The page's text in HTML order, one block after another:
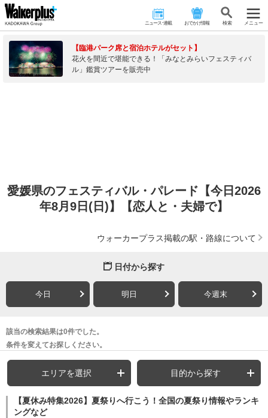
ニュース･連載 おでかけ情報 検 索 メニュー
【臨港パーク席と宿泊ホテルがセット】
花火を間近で堪能できる！「みなとみらいフェスティバ
ル」鑑賞ツアーを販売中
愛媛県のフェスティバル・パレード【今日2026
年8月9日(日)】【恋人と・夫婦で】
ウォーカープラス掲載の駅・路線について
日付から探す
今日 明日 今週末
該当の検索結果は0件でした。
条件を変えてお探しください。
エリアを選択 目的から探す
【夏休み特集2026】夏祭りへ行こう！全国の夏祭り情報やランキ
ングなど